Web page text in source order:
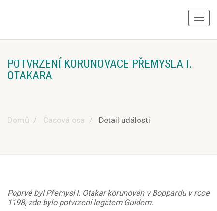
POTVRZENÍ KORUNOVACE PŘEMYSLA I.
OTAKARA
Domů Časová osa Detail události
Poprvé byl Přemysl I. Otakar korunován v Boppardu v roce
1198, zde bylo potvrzení legátem Guidem.